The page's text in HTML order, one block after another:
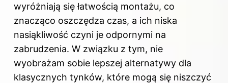
wyróżniają się łatwością montażu, co
znacząco oszczędza czas, a ich niska
nasiąkliwość czyni je odpornymi na
zabrudzenia. W związku z tym, nie
wyobrażam sobie lepszej alternatywy dla
klasycznych tynków, które mogą się niszczyć